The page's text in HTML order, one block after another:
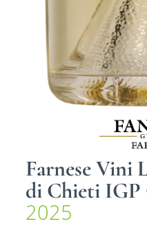
Farnese Vini
di Chieti IGP
2025